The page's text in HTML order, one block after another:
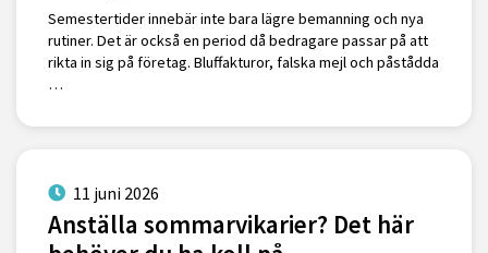
Semestertider innebär inte bara lägre bemanning och nya
rutiner. Det är också en period då bedragare passar på att
rikta in sig på företag. Bluffakturor, falska mejl och påstådda
…
11 juni 2026
Anställa sommarvikarier? Det här